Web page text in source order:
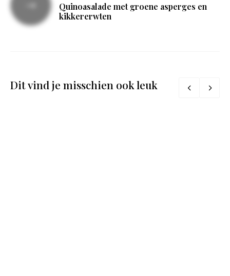
Quinoasalade met groene asperges en
kikkererwten
Dit vind je misschien ook leuk